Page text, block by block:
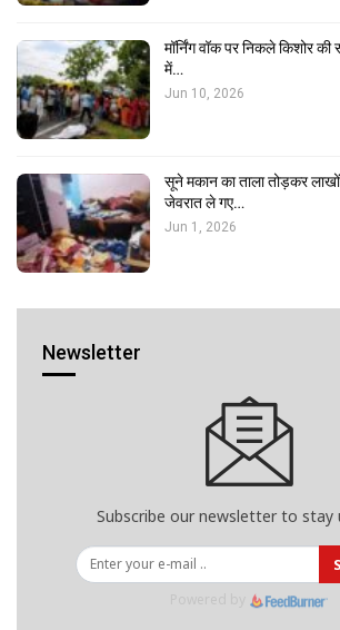
मॉर्निंग वॉक पर निकले किशोर
में…
Jun 10, 2026
सूने मकान का ताला तोड़कर
जेवरात ले गए…
Jun 1, 2026
Newsletter
Subscribe our newsletter to stay